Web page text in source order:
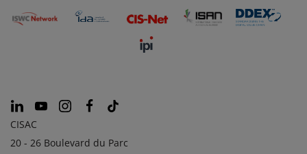
CISAC
20 - 26 Boulevard du Parc